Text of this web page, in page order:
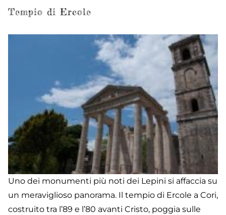
Tempio di Ercole
Uno dei monumenti più noti dei Lepini si affaccia su
un meraviglioso panorama. Il tempio di Ercole a Cori,
costruito tra l’89 e l’80 avanti Cristo, poggia sulle